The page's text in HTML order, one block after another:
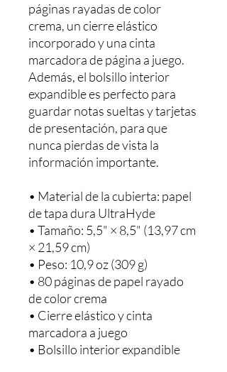
páginas rayadas de color
crema, un cierre elástico
incorporado y una cinta
marcadora de página a juego.
Además, el bolsillo interior
expandible es perfecto para
guardar notas sueltas y tarjetas
de presentación, para que
nunca pierdas de vista la
información importante.
• Material de la cubierta: papel
de tapa dura UltraHyde
• Tamaño: 5,5" × 8,5" (13,97 cm
× 21,59 cm)
• Peso: 10,9 oz (309 g)
• 80 páginas de papel rayado
de color crema
• Cierre elástico y cinta
marcadora a juego
• Bolsillo interior expandible